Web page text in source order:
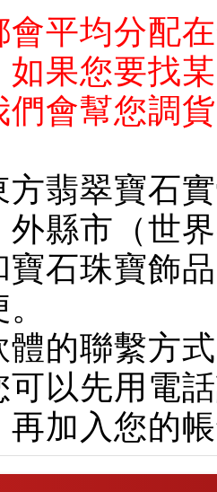
會平均分配
如果您要找
們會幫您調
方翡翠寶石
外縣市（世
寶石珠寶飾
體的聯繫方
可以先用電
再加入您的